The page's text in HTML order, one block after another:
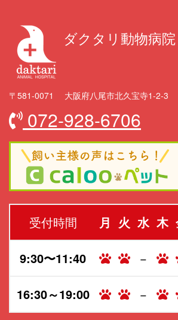
ダクタリ動物病
〒581-0071 大阪府八尾市北久宝寺1-2-3
072-928-6706
受付時間 月 火 水 木
9:30〜11:40 −
16:30～19:00 −